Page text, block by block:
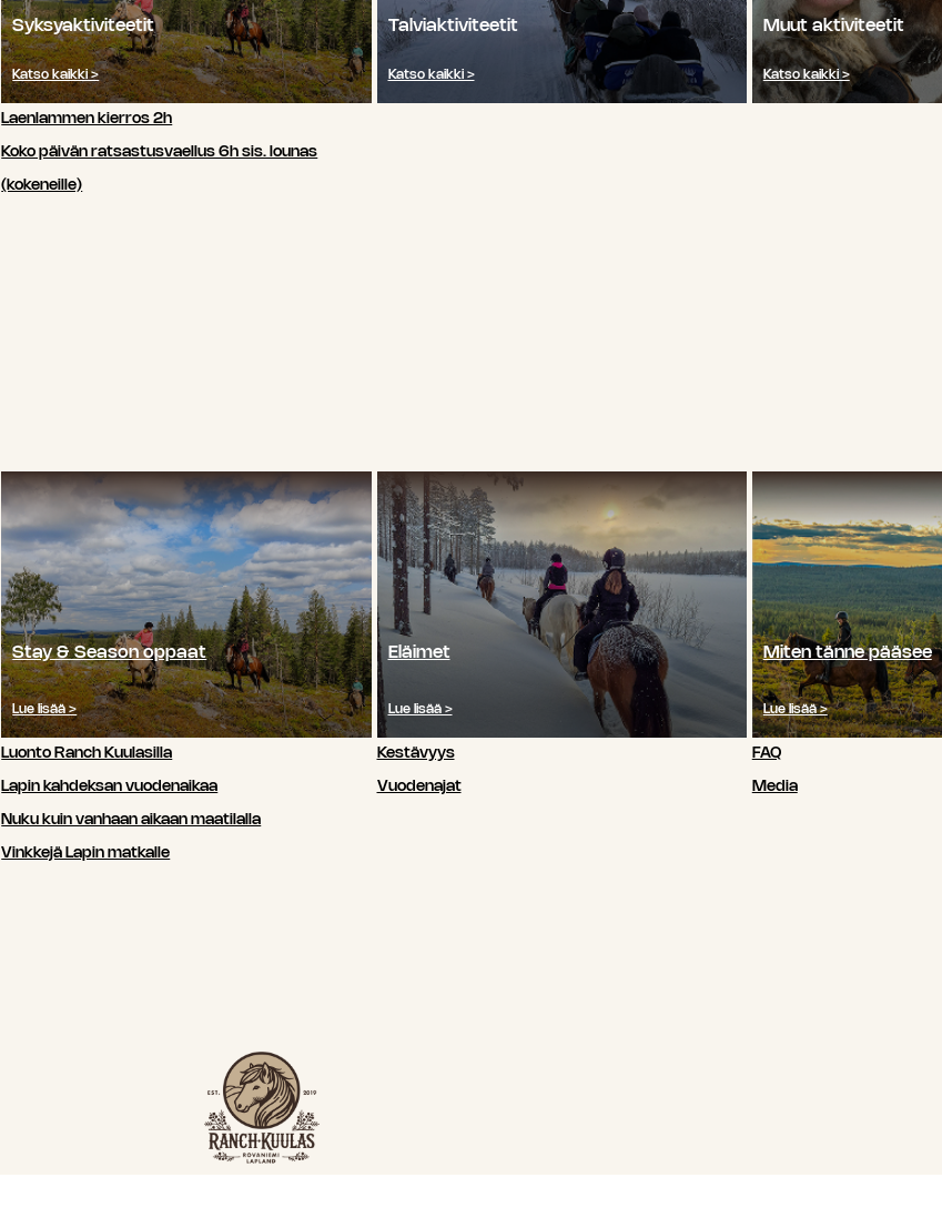
Syksyaktiviteetit
Katso kaikki >
Laenlammen kierros 2h
Koko päivän ratsastusvaellus 6h sis. lounas
(kokeneille)
Talviaktiviteetit
Katso kaikki >
Muut aktiviteetit
Katso kaikki >
Stay & Season oppaat
Lue lisää >
Luonto Ranch Kuulasilla
Lapin kahdeksan vuodenaikaa
Nuku kuin vanhaan aikaan maatilalla
Vinkkejä Lapin matkalle
Eläimet
Lue lisää >
Kestävyys
Vuodenajat
Miten tänne pääsee
Lue lisää >
FAQ
Media